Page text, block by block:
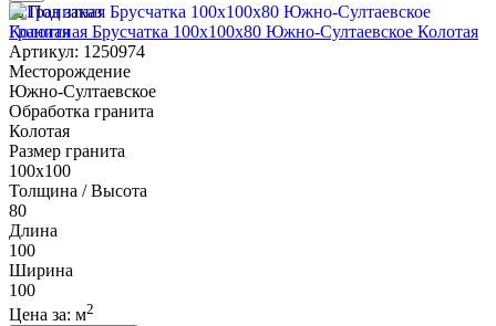
Под заказ
Гранитная Брусчатка 100х100x80 Южно-Султаевское Колотая
Артикул: 1250974
Месторождение
Южно-Султаевское
Обработка гранита
Колотая
Размер гранита
100х100
Толщина / Высота
80
Длина
100
Ширина
100
Цена за: м2